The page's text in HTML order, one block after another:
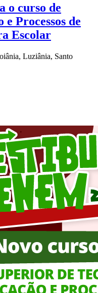
o curso de
Processos de
Escolar
Luziânia, Santo